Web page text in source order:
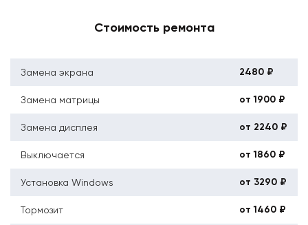
Стоимость ремонта
Замена экрана 2480 ₽
Замена матрицы от 1900 ₽
Замена дисплея от 2240 ₽
Выключается от 1860 ₽
Установка Windows от 3290 ₽
Тормозит от 1460 ₽